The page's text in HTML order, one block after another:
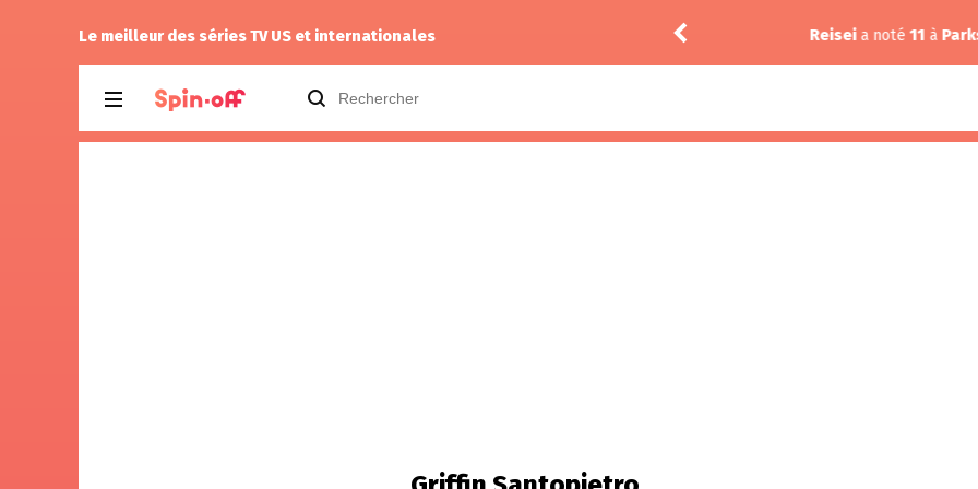
Le meilleur des séries TV US et internationales
The Dudea noté11àSilo 3.01 a noté11à Parks and